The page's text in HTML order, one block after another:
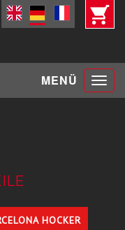
MENÜ Toggle
HOCKER